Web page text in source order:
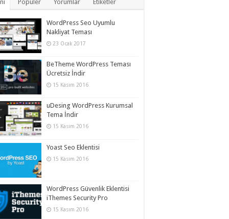
Popüler Yorumlar Etiketler
WordPress Seo Uyumlu
Nakliyat Teması
23 Ocak 2017
BeTheme WordPress Teması
Ücretsiz İndir
15 Kasım 2016
uDesing WordPress Kurumsal
Tema İndir
15 Kasım 2016
Yoast Seo Eklentisi
15 Kasım 2016
WordPress Güvenlik Eklentisi
iThemes Security Pro
15 Kasım 2016